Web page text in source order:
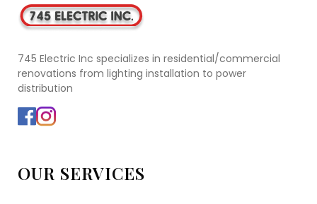
745 Electric Inc specializes in residential/commercial
renovations from lighting installation to power
distribution
OUR SERVICES